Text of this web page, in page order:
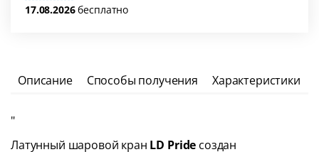
17.08.2026бесплатно
Описание Характеристики
Способы получения
"
Латунный шаровой кран LD Pride создан